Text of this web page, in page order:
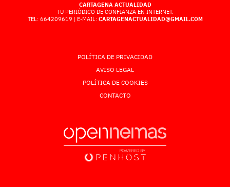
CARTAGENA ACTUALIDAD
TU PERIÓDICO DE CONFIANZA EN INTERNET.
TEL: 664209619 | E-MAIL: CARTAGENACTUALIDAD@GMAIL.COM
POLÍTICA DE PRIVACIDAD
AVISO LEGAL
POLÍTICA DE COOKIES
CONTACTO